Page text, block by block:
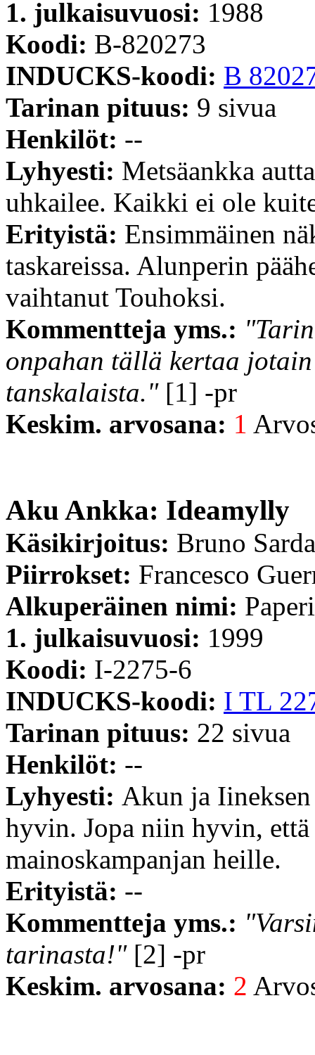
1. julkaisuvuosi: 1988
Koodi: B-820273
INDUCKS-koodi: B
Tarinan pituus: 9 sivua
Henkilöt: --
Lyhyesti: Metsäankka
uhkailee. Kaikki ei ole
Erityistä: Ensimmäinen
taskareissa. Alunperin
vaihtanut Touhoksi.
Kommentteja yms.:
onpahan tällä kertaa
tanskalaista."[1] -pr
Keskim. arvosana: 1
Aku Ankka: Ideamylly
Käsikirjoitus: Bruno Sarda
Piirrokset: Francesco
Alkuperäinen nimi:
1. julkaisuvuosi: 1999
Koodi: I-2275-6
INDUCKS-koodi: I TL
Tarinan pituus: 22 sivua
Henkilöt: --
Lyhyesti: Akun ja
hyvin. Jopa niin hyvin, että
mainoskampanjan heille.
Erityistä: --
Kommentteja yms.:
tarinasta!"[2] -pr
Keskim. arvosana: 2